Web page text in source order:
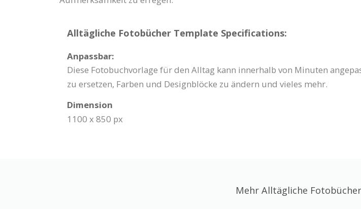
Alltägliche Fotobücher Template Specifications:
Anpassbar:
Diese Fotobuchvorlage für den Alltag kann innerhalb von Minuten
zu ersetzen, Farben und Designblöcke zu ändern und vieles mehr.
Dimension
1100 x 850 px
Mehr Alltägliche